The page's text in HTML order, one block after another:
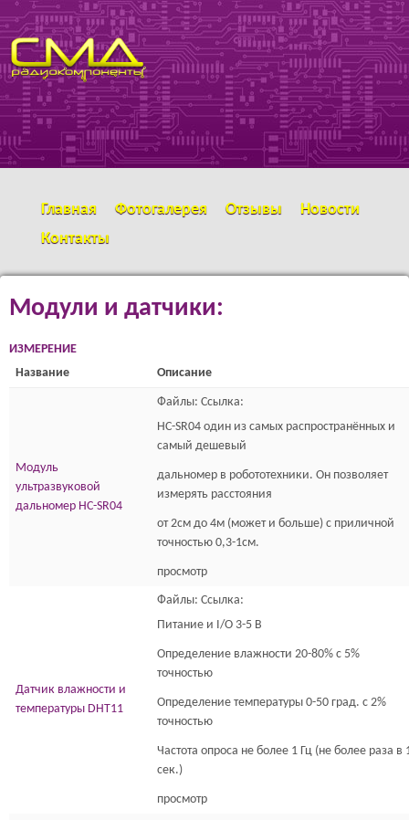
Перейти к основному
содержанию
SMD
РАДИОКОМПОНЕНТЫ
Главная Фотогалерея Отзывы
Новости
Контакты
Модули и датчики:
ИЗМЕРЕНИЕ
Название
Описание
Модуль
ультразвуковой
дальномер HC-SR04
Файлы: Ссылка:
HC-SR04 один из самых распространённых и
самый дешевый
дальномер в робототехники. Он позволяет
измерять расстояния
от 2см до 4м (может и больше) с приличной
точностью 0,3-1см.
просмотр
Датчик влажности и
температуры DHT11
Файлы: Ссылка:
Питание и I/O 3-5 В
Определение влажности 20-80% с 5%
точностью
Определение температуры 0-50 град. с 2%
точностью
Частота опроса не более 1 Гц (не более раза в
сек.)
просмотр